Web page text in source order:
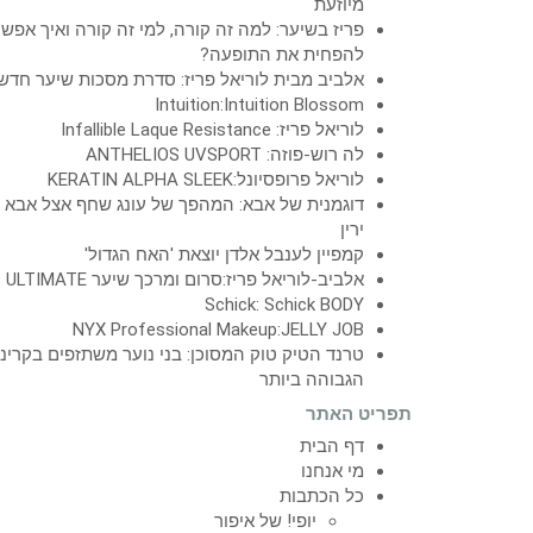
מיוזעת
פריז בשיער: למה זה קורה, למי זה קורה ואיך
להפחית את התופעה?
אלביב מבית לוריאל פריז: סדרת מסכות שיער
Intuition:Intuition Blossom
לוריאל פריז: Infallible Laque Resistance
לה רוש-פוזה: ANTHELIOS UVSPORT
לוריאל פרופסיונל:KERATIN ALPHA SLEEK
דוגמנית של אבא: המהפך של עונג שחף אצל אבא
ירין
קמפיין לענבל אלדן יוצאת 'האח הגדול'
אלביב-לוריאל פריז:סרום ומרכך שיער ULTIMATE
Schick: Schick BODY
NYX Professional Makeup:JELLY JOB
טרנד הטיק טוק המסוכן: בני נוער משתזפים
הגבוהה ביותר
תפריט האתר
דף הבית
מי אנחנו
כל הכתבות
יופי! של איפור